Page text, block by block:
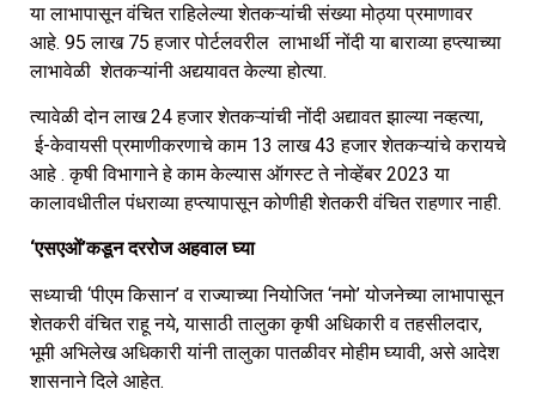
या लाभापासून वंचित राहिलेल्या शेतकऱ्यांची संख्या मोठ्या प्रमाणावर
आहे. 95 लाख 75 हजार पोर्टलवरील लाभार्थी नोंदी या बाराव्या हप्त्याच्या
लाभावेळी शेतकऱ्यांनी अद्ययावत केल्या होत्या.
त्यावेळी दोन लाख 24 हजार शेतकऱ्यांची नोंदी अद्यावत झाल्या नव्हत्या,
ई-केवायसी प्रमाणीकरणाचे काम 13 लाख 43 हजार शेतकऱ्यांचे करायचे
आहे . कृषी विभागाने हे काम केल्यास ऑगस्ट ते नोव्हेंबर 2023 या
कालावधीतील पंधराव्या हप्त्यापासून कोणीही शेतकरी वंचित राहणार नाही.
‘एसएओं’कडून दररोज अहवाल घ्या
सध्याची ‘पीएम किसान’ व राज्याच्या नियोजित ‘नमो’ योजनेच्या लाभापासून
शेतकरी वंचित राहू नये, यासाठी तालुका कृषी अधिकारी व तहसीलदार,
भूमी अभिलेख अधिकारी यांनी तालुका पातळीवर मोहीम घ्यावी, असे आदेश
शासनाने दिले आहेत.